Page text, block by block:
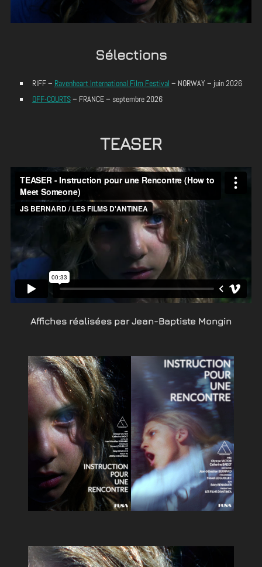
Sélections
RIFF – Ravenheart International Film Festival – NORWAY – juin 2026
OFF-COURTS– FRANCE – septembre 2026
TEASER
Affiches réalisées par Jean-Baptiste Mongin